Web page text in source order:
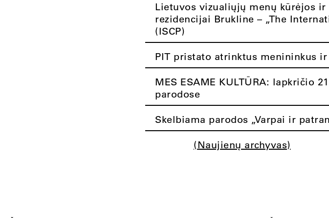
Lietuvos vizualiųjų menų kūrėjos
rezidencijai Brukline – „The
(ISCP)
PIT pristato atrinktus menininkus
MES ESAME KULTŪRA: lapkričio
parodose
Skelbiama parodos „Varpai ir
(Naujienų archyvas)